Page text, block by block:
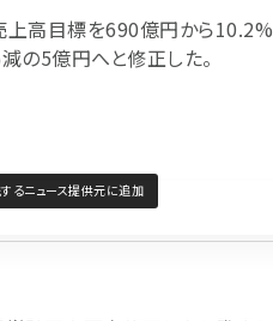
上高目標を690億円から10.2%
の5億円へと修正した。
るニュース提供元に追加